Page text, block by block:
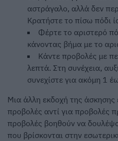
αστράγαλο, αλλά δεν
Κρατήστε το πίσω πόδι
Φέρτε το αριστερό
κάνοντας βήμα με το
Κάντε προβολές με
λεπτά. Στη συνέχεια,
συνεχίστε για ακόμη 1
Μια άλλη εκδοχή της άσκησης
προβολές αντί για προβολές
προβολές βοηθούν να
που βρίσκονται στην